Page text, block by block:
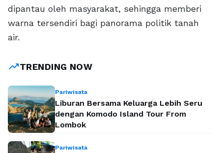
dipantau oleh masyarakat, sehingga memberi
warna tersendiri bagi panorama politik tanah
air.
trending_upTRENDING NOW
Pariwisata
Liburan Bersama Keluarga Lebih Seru
dengan Komodo Island Tour From
Lombok
Pariwisata